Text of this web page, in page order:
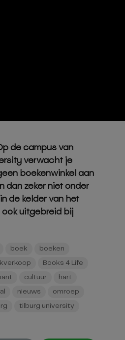
de campus van
verwacht je
boekenwinkel aan
dan zeker niet onder
de kelder van het
uitgebreid bij
boek boeken
Books 4 Life
cultuur hart
nieuws omroep
tilburg university